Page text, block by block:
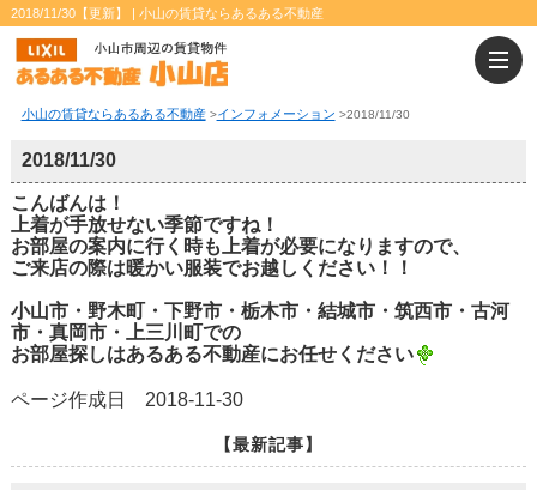
2018/11/30【更新】 | 小山の賃貸ならあるある不動産
小山の賃貸ならあるある不動産>インフォメーション >2018/11/30
2018/11/30
こんばんは！
上着が手放せない季節ですね！
お部屋の案内に行く時も上着が必要になりますので、
ご来店の際は暖かい服装でお越しください！！
小山市・野木町・下野市・栃木市・結城市・筑西市・古河
市・真岡市・上三川町での
お部屋探しはあるある不動産にお任せください
ページ作成日 2018-11-30
【最新記事】